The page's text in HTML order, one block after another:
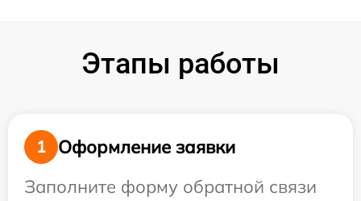
Этапы работы
1
Оформление заявки
Заполните форму обратной связи